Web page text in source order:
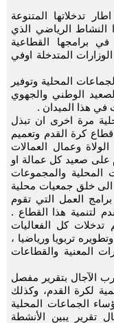
تدخلاتها المتنوعة
النشاط الرياضي الذي
في برامجها القطاعية
المتدخلة اوفي
المحلية وتوفير
الوطني والجهوي
في هذا الميدان .
مرة اخرى ان تبذل
كرة القدم وتعميم
وعمال العمالات
على صعيد كل عمالة او
المحلية والمجموعات
الى خلق جمعيات محلية
العمل التي تقوم
لتنمية هذا القطاع .
تدخلات كل الفعاليات
تربويا ورياضيا ،
المعنية والقطاعات
الآجال بتقرير مفصل
لكرة القدم، وكذلك
الجماعات المحلية
تقرير يبين الأنشطة